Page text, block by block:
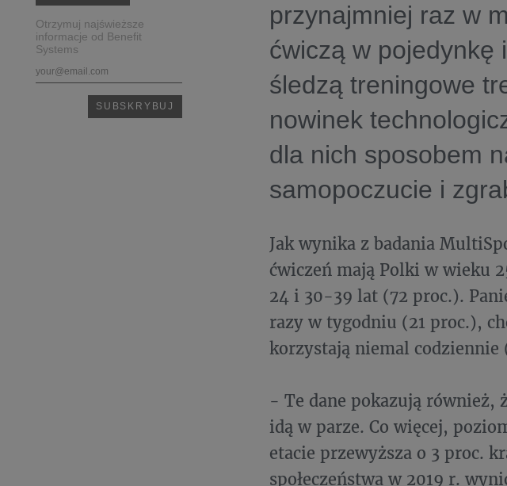
Otrzymuj najświeższe
informacje od Benefit
Systems
przynajmniej raz w
ćwiczą w pojedynkę
śledzą treningowe
nowinek
dla nich sposobem
samopoczucie i
Jak wynika z badania
ćwiczeń mają Polki w wieku
24 i 30-39 lat (72 proc.).
razy w tygodniu (21 proc.),
korzystają niemal codziennie
- Te dane pokazują również,
idą w parze. Co więcej,
etacie przewyższa o 3 proc.
społeczeństwa w 2019 r.